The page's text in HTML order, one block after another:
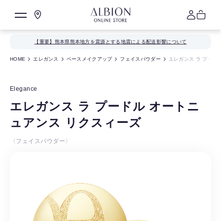
【重要】熊本県熊本地方を震源とする地震による配送影響について
HOME エレガンス ベースメイクアップ フェイスパウダー エレガンス ラ プード
Elegance
エレガンス ラ プードル オートニ
ュアンス リクスィーズ
〈フェイスパウダー〉